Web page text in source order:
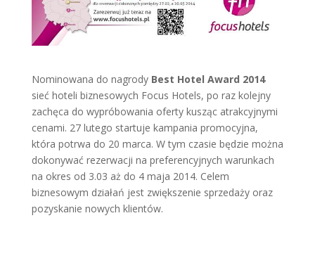
Nominowana do nagrody Best Hotel Award 2014
sieć hoteli biznesowych Focus Hotels, po raz kolejny
zachęca do wypróbowania oferty kusząc atrakcyjnymi
cenami. 27 lutego startuje kampania promocyjna,
która potrwa do 20 marca. W tym czasie będzie można
dokonywać rezerwacji na preferencyjnych warunkach
na okres od 3.03 aż do 4 maja 2014. Celem
biznesowym działań jest zwiększenie sprzedaży oraz
pozyskanie nowych klientów.